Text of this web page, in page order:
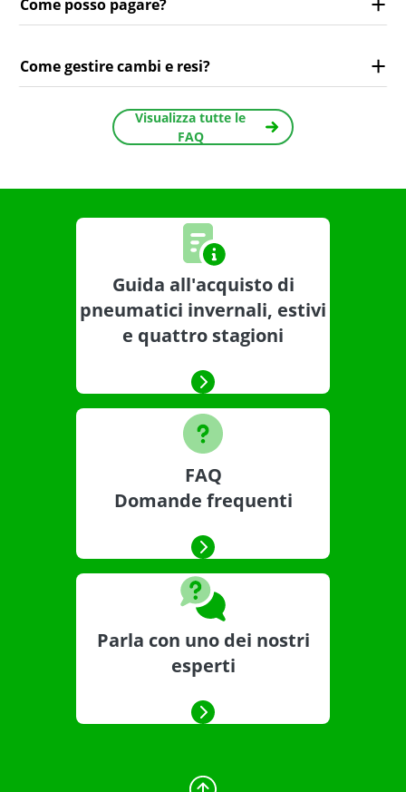
Come posso pagare?
Come gestire cambi e resi?
Visualizza tutte le
FAQ
Guida all'acquisto di
pneumatici invernali, estivi
e quattro stagioni
FAQ
Domande frequenti
Parla con uno dei nostri
esperti